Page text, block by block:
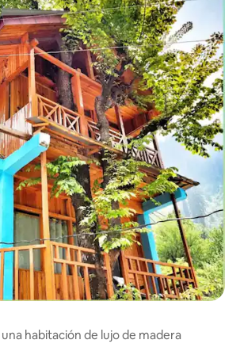
habitación de lujo de madera